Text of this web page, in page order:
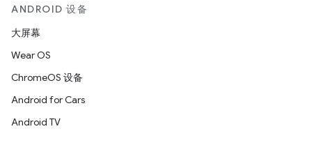
ANDROID 设备
大屏幕
Wear OS
ChromeOS 设备
Android for Cars
Android TV